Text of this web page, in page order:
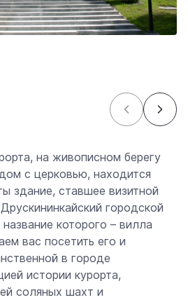
на живописном берегу
с церковью, находится
здание, ставшее визитной
городской
которого – вилла
вас посетить его и
в городе
истории курорта,
соляных шахт и